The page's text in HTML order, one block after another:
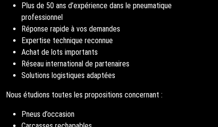
Plus de 50 ans d’expérience dans le pneumatique
professionnel
Réponse rapide à vos demandes
Expertise technique reconnue
Achat de lots importants
Réseau international de partenaires
Solutions logistiques adaptées
Nous étudions toutes les propositions concernant :
Pneus d’occasion